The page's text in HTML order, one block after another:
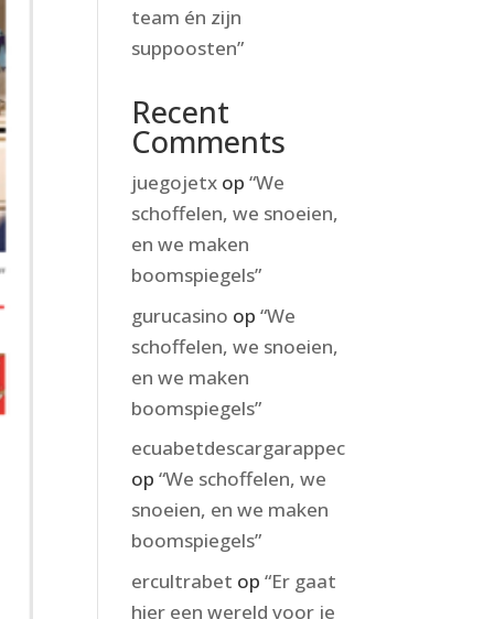
team én zijn
suppoosten”
Recent
Comments
juegojetx op“We
schoffelen, we snoeien,
en we maken
boomspiegels”
gurucasino op“We
schoffelen, we snoeien,
en we maken
boomspiegels”
ecuabetdescargarappec
op“We schoffelen, we
snoeien, en we maken
boomspiegels”
ercultrabet op“Er gaat
hier een wereld voor je